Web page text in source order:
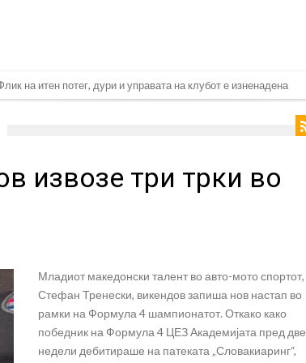
на итен потег, дури и управата на клубот е изненадена
трансфер на Родри
брутално го понижи Ференцварош по натпреварот
ја носи сензацијата од СП
какво што не е видено од 2010 година?
а потоа градоначалникот го остави без зборови
го спореди Алварез со Гризман
по нов играч за врска
извозе три трки во
Младиот македонски талент во авто-мото спортот,
Стефан Тренески, викендов запиша нов настап во
рамки на Формула 4 шампионатот. Откако како
победник на Формула 4 ЦЕЗ Академијата пред две
недели дебитираше на патеката „Словакиаринг“,